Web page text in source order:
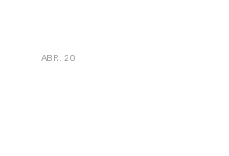
ABR. 20